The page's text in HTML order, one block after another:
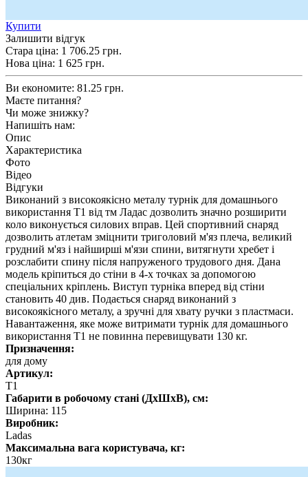
Купити
Залишити відгук
Стара ціна: 1 706.25 грн.
Нова ціна: 1 625 грн.
Ви економите: 81.25 грн.
Маєте питання?
Чи може знижку?
Напишіть нам:
Опис
Характеристика
Фото
Відео
Відгуки
Виконаний з високоякісно металу турнік для домашнього
використання Т1 від тм Ладас дозволить значно розширити
коло виконується силових вправ. Цей спортивний снаряд
дозволить атлетам зміцнити триголовий м'яз плеча, великий
грудний м'яз і найширші м'язи спини, витягнути хребет і
розслабити спину після напруженого трудового дня. Дана
модель кріпиться до стіни в 4-х точках за допомогою
спеціальних кріплень. Виступ турніка вперед від стіни
становить 40 див. Подається снаряд виконаний з
високоякісного металу, а зручні для хвату ручки з пластмаси.
Навантаження, яке може витримати турнік для домашнього
використання Т1 не повинна перевищувати 130 кг.
Призначення:
для дому
Артикул:
Т1
Габарити в робочому стані (ДхШхВ), см:
Ширина: 115
Виробник:
Ladas
Максимальна вага користувача, кг:
130кг